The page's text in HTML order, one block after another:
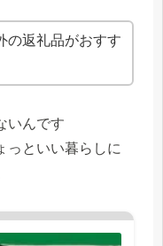
の返礼品がおすす
いんです
っといい暮らしに